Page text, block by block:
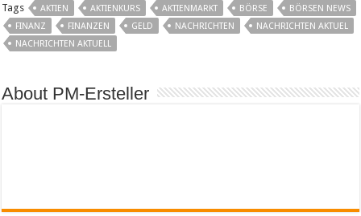
Tags AKTIEN AKTIENKURS AKTIENMARKT BÖRSE
BÖRSEN NEWS
FINANZ
FINANZEN GELD NACHRICHTEN
NACHRICHTEN AKTUEL
NACHRICHTEN AKTUELL
About PM-Ersteller